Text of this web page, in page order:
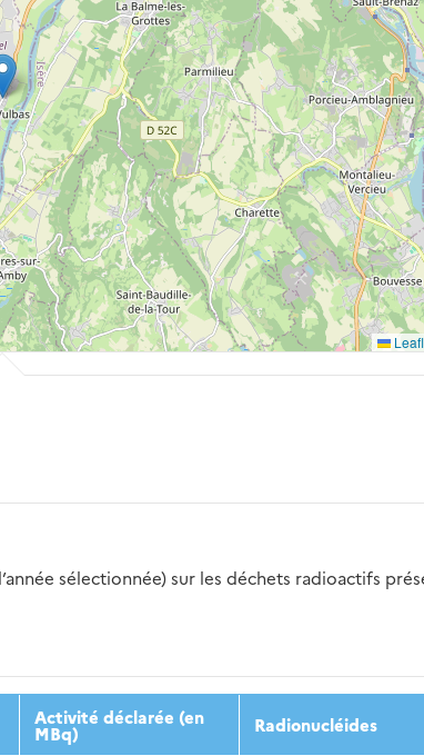
sélectionnée) sur les déchets radioactifs
2019 2020 2021
Activité déclarée (en
MBq) Radionucléides